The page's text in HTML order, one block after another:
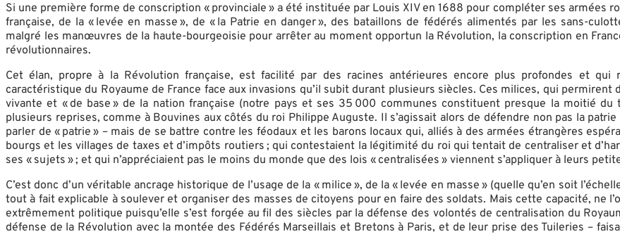
Si une première forme de conscription « provinciale » a été instituée par Louis XIV en 1688 pour compléter ses armées
française, de la « levée en masse », de « la Patrie en danger », des bataillons de fédérés alimentés par les sans-
malgré les manœuvres de la haute-bourgeoisie pour arrêter au moment opportun la Révolution, la conscription en
révolutionnaires.
Cet élan, propre à la Révolution française, est facilité par des racines antérieures encore plus profondes et qui
caractéristique du Royaume de France face aux invasions qu’il subit durant plusieurs siècles. Ces milices, qui
vivante et « de base » de la nation française (notre pays et ses 35 000 communes constituent presque la moitié
plusieurs reprises, comme à Bouvines aux côtés du roi Philippe Auguste. Il s’agissait alors de défendre non pas la
parler de « patrie » – mais de se battre contre les féodaux et les barons locaux qui, alliés à des armées étrangères
bourgs et les villages de taxes et d’impôts routiers ; qui contestaient la légitimité du roi qui tentait de centraliser et
ses « sujets » ; et qui n’appréciaient pas le moins du monde que des lois « centralisées » viennent s’appliquer à leurs
C’est donc d’un véritable ancrage historique de l’usage de la « milice », de la « levée en masse » (quelle qu’en soit
tout à fait explicable à soulever et organiser des masses de citoyens pour en faire des soldats. Mais cette capacité, ne
extrêmement politique puisqu’elle s’est forgée au fil des siècles par la défense des volontés de centralisation du
défense de la Révolution avec la montée des Fédérés Marseillais et Bretons à Paris, et de leur prise des Tuileries –